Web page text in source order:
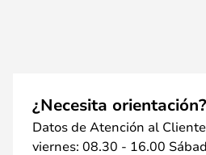
¿Necesita orientación?
Datos de Atención al
viernes: 08.30 - 16.00